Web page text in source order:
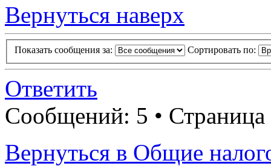
Вернуться наверх
Показать сообщения за: Сортировать по:
Ответить
Сообщений: 5 • Страница
Вернуться в Общие